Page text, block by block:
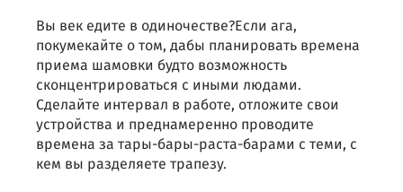
Вы век едите в одиночестве?Если ага,
покумекайте о том, дабы планировать времена
приема шамовки будто возможность
сконцентрироваться с иными людами.
Сделайте интервал в работе, отложите свои
устройства и преднамеренно проводите
времена за тары-бары-раста-барами с теми, с
кем вы разделяете трапезу.